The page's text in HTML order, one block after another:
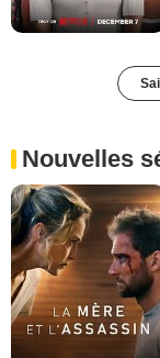
Nouvelles